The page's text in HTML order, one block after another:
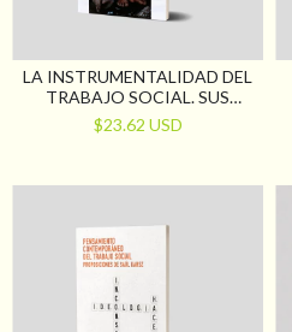
LA INSTRUMENTALIDAD DEL
TRABAJO SOCIAL. SUS
DETERMINACIONES SOCIO-
HISTÓRICAS Y SUS
$23.62 USD